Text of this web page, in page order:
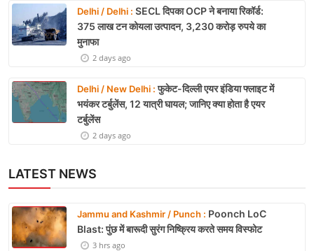
Delhi / Delhi : SECL दिपका OCP ने बनाया रिकॉर्ड:
375 लाख टन कोयला उत्पादन, 3,230 करोड़ रुपये का
मुनाफा
2 days ago
Delhi / New Delhi :फुकेट-दिल्ली एयर इंडिया फ्लाइट में
भयंकर टर्बुलेंस, 12 यात्री घायल; जानिए क्या होता है एयर
टर्बुलेंस
2 days ago
LATEST NEWS
Jammu and Kashmir / Punch : Poonch LoC
Blast: पुंछ में बारूदी सुरंग निष्क्रिय करते समय विस्फोट
3 hrs ago